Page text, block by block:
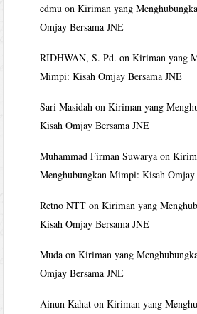
edmu onKiriman yang
Omjay Bersama JNE
RIDHWAN, S. Pd. onKiriman yang
Mimpi: Kisah Omjay Bersama JNE
Sari Masidah onKiriman yang
Kisah Omjay Bersama JNE
Muhammad Firman Suwarya on
Menghubungkan Mimpi: Kisah Omjay
Retno NTT onKiriman yang
Kisah Omjay Bersama JNE
Muda onKiriman yang
Omjay Bersama JNE
Ainun Kahat onKiriman yang